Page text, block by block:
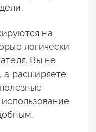
на
логически
Вы не
а расширяете